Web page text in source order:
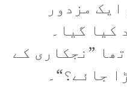
ایک مزدور
کیا گیا۔
”نجکاری کے
جائے؟“۔